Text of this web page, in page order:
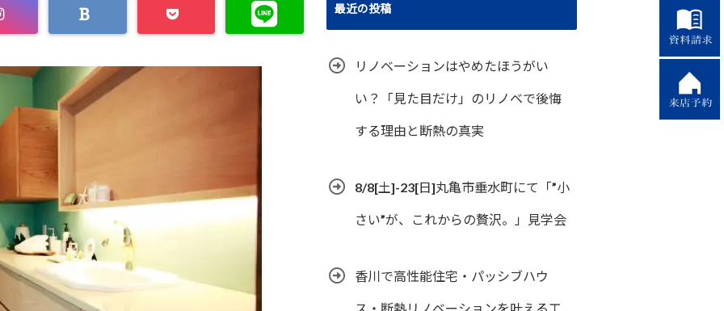
最近の投稿
リノベーションはやめたほうがい
い？「見た目だけ」のリノベで後悔
する理由と断熱の真実
8/8[土]-23[日]丸亀市垂水町にて「”小
さい”が、これからの贅沢。」見学会
香川で高性能住宅・パッシブハウ